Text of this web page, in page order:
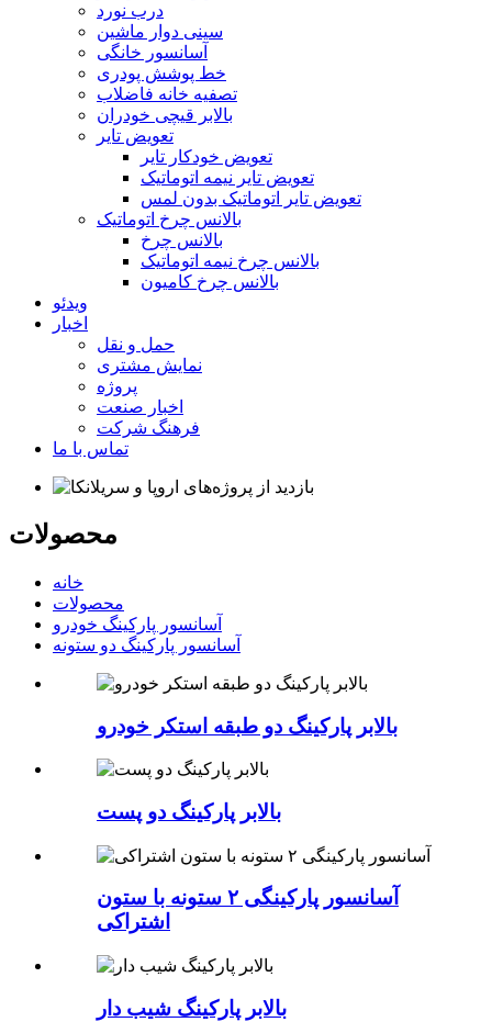
درب نورد
سینی دوار ماشین
آسانسور خانگی
خط پوشش پودری
تصفیه خانه فاضلاب
بالابر قیچی خودران
تعویض تایر
تعویض خودکار تایر
تعویض تایر نیمه اتوماتیک
تعویض تایر اتوماتیک بدون لمس
بالانس چرخ اتوماتیک
بالانس چرخ
بالانس چرخ نیمه اتوماتیک
بالانس چرخ کامیون
ویدئو
اخبار
حمل و نقل
نمایش مشتری
پروژه
اخبار صنعت
فرهنگ شرکت
تماس با ما
محصولات
خانه
محصولات
آسانسور پارکینگ خودرو
آسانسور پارکینگ دو ستونه
بالابر پارکینگ دو طبقه استکر خودرو
بالابر پارکینگ دو پست
آسانسور پارکینگی ۲ ستونه با ستون
اشتراکی
بالابر پارکینگ شیب دار